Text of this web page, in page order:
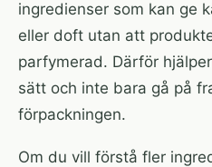
ingredienser som kan ge
eller doft utan att
parfymerad. Därför
sätt och inte bara gå på
förpackningen.
Om du vill förstå fler